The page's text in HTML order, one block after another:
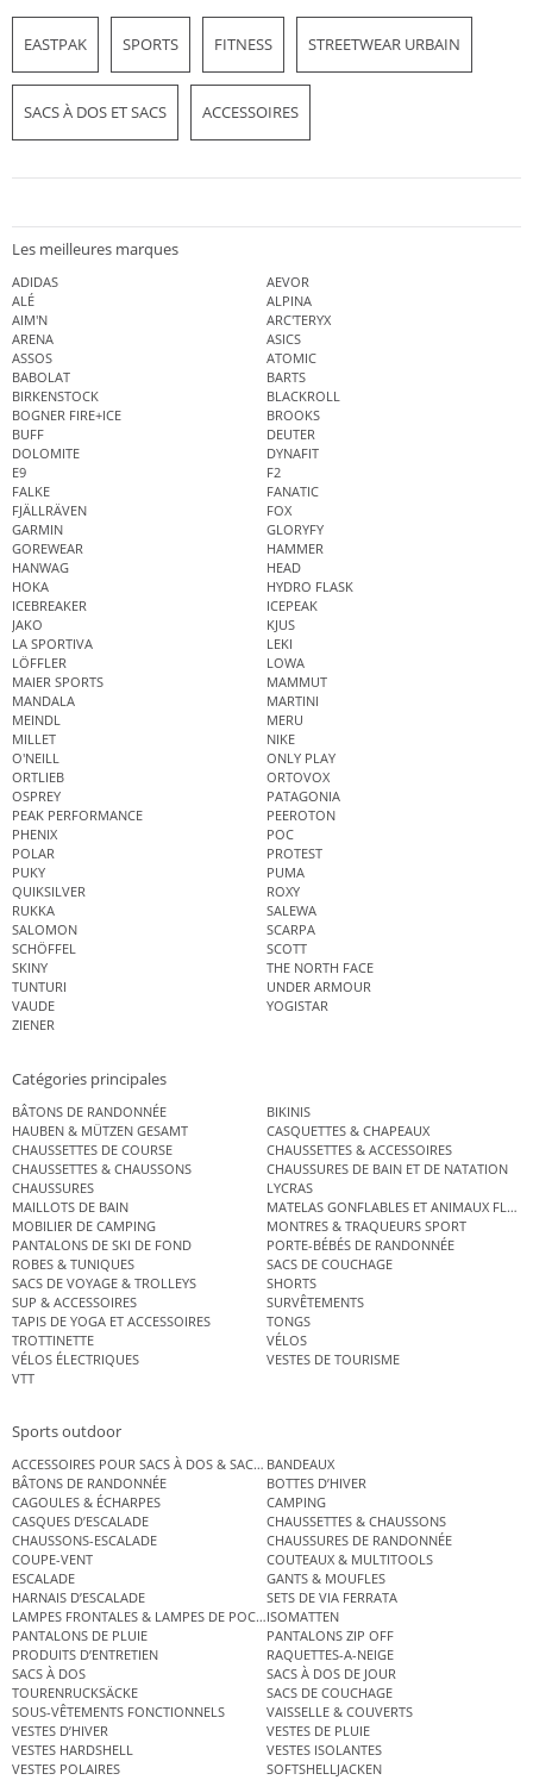
EASTPAK SPORTS FITNESS STREETWEAR URBAIN
SACS À DOS ET SACS ACCESSOIRES
Les meilleures marques
ADIDAS
AEVOR
ALÉ
ALPINA
AIM'N
ARC'TERYX
ARENA
ASICS
ASSOS
ATOMIC
BABOLAT
BARTS
BIRKENSTOCK
BLACKROLL
BOGNER FIRE+ICE
BROOKS
BUFF
DEUTER
DOLOMITE
DYNAFIT
E9
F2
FALKE
FANATIC
FJÄLLRÄVEN
FOX
GARMIN
GLORYFY
GOREWEAR
HAMMER
HANWAG
HEAD
HOKA
HYDRO FLASK
ICEBREAKER
ICEPEAK
JAKO
KJUS
LA SPORTIVA
LEKI
LÖFFLER
LOWA
MAIER SPORTS
MAMMUT
MANDALA
MARTINI
MEINDL
MERU
MILLET
NIKE
O'NEILL
ONLY PLAY
ORTLIEB
ORTOVOX
OSPREY
PATAGONIA
PEAK PERFORMANCE
PEEROTON
PHENIX
POC
POLAR
PROTEST
PUKY
PUMA
QUIKSILVER
ROXY
RUKKA
SALEWA
SALOMON
SCARPA
SCHÖFFEL
SCOTT
SKINY
THE NORTH FACE
TUNTURI
UNDER ARMOUR
VAUDE
YOGISTAR
ZIENER
Catégories principales
BÂTONS DE RANDONNÉE
BIKINIS
HAUBEN & MÜTZEN GESAMT
CASQUETTES & CHAPEAUX
CHAUSSETTES DE COURSE
CHAUSSETTES & ACCESSOIRES
CHAUSSETTES & CHAUSSONS
CHAUSSURES DE BAIN ET DE NATATION
CHAUSSURES
LYCRAS
MAILLOTS DE BAIN
MATELAS GONFLABLES ET ANIMAUX
MOBILIER DE CAMPING
MONTRES & TRAQUEURS SPORT
PANTALONS DE SKI DE FOND
PORTE-BÉBÉS DE RANDONNÉE
ROBES & TUNIQUES
SACS DE COUCHAGE
SACS DE VOYAGE & TROLLEYS
SHORTS
SUP & ACCESSOIRES
SURVÊTEMENTS
TAPIS DE YOGA ET ACCESSOIRES
TONGS
TROTTINETTE
VÉLOS
VÉLOS ÉLECTRIQUES
VESTES DE TOURISME
VTT
Sports outdoor
ACCESSOIRES POUR SACS À DOS & SACS ÉTANCHES
BANDEAUX
BÂTONS DE RANDONNÉE
BOTTES D’HIVER
CAGOULES & ÉCHARPES
CAMPING
CASQUES D’ESCALADE
CHAUSSETTES & CHAUSSONS
CHAUSSONS-ESCALADE
CHAUSSURES DE RANDONNÉE
COUPE-VENT
COUTEAUX & MULTITOOLS
ESCALADE
GANTS & MOUFLES
HARNAIS D’ESCALADE
SETS DE VIA FERRATA
LAMPES FRONTALES & LAMPES DE POCHEISOMATTEN
PANTALONS DE PLUIE
PANTALONS ZIP OFF
PRODUITS D’ENTRETIEN
RAQUETTES-A-NEIGE
SACS À DOS
SACS À DOS DE JOUR
TOURENRUCKSÄCKE
SACS DE COUCHAGE
SOUS-VÊTEMENTS FONCTIONNELS
VAISSELLE & COUVERTS
VESTES D’HIVER
VESTES DE PLUIE
VESTES HARDSHELL
VESTES ISOLANTES
VESTES POLAIRES
SOFTSHELLJACKEN